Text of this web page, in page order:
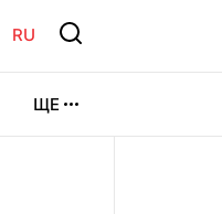
RU
ЩЕ